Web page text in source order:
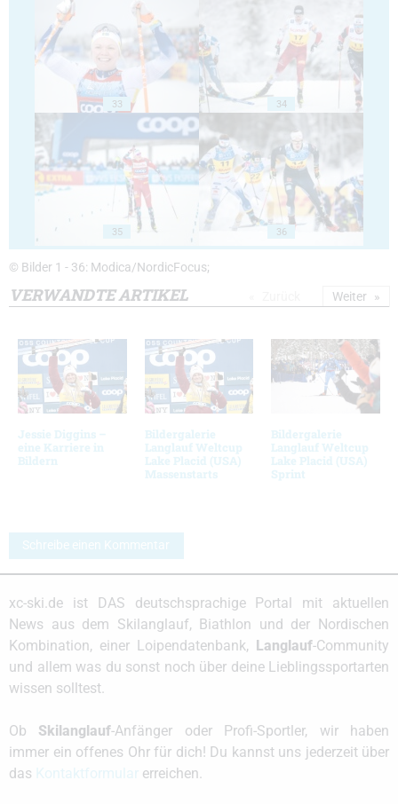
33 34
35 36
© Bilder 1 - 36: Modica/NordicFocus;
VERWANDTE ARTIKEL
Jessie Diggins –
eine Karriere in
Bildern
Bildergalerie
Langlauf Weltcup
Lake Placid (USA)
Massenstarts
Bildergalerie
Langlauf Weltcup
Lake Placid (USA)
Sprint
Weiter
Schreibe einen Kommentar
xc-ski.de ist DAS deutschsprachige Portal mit aktuellen
News aus dem Skilanglauf, Biathlon und der Nordischen
Kombination, einer Loipendatenbank,
Langlauf-Community
und allem was du sonst noch über deine Lieblingssportarten
wissen solltest.
Ob Skilanglauf-Anfänger oder Profi-Sportler, wir haben
immer ein offenes Ohr für dich! Du kannst uns jederzeit über
das
erreichen.